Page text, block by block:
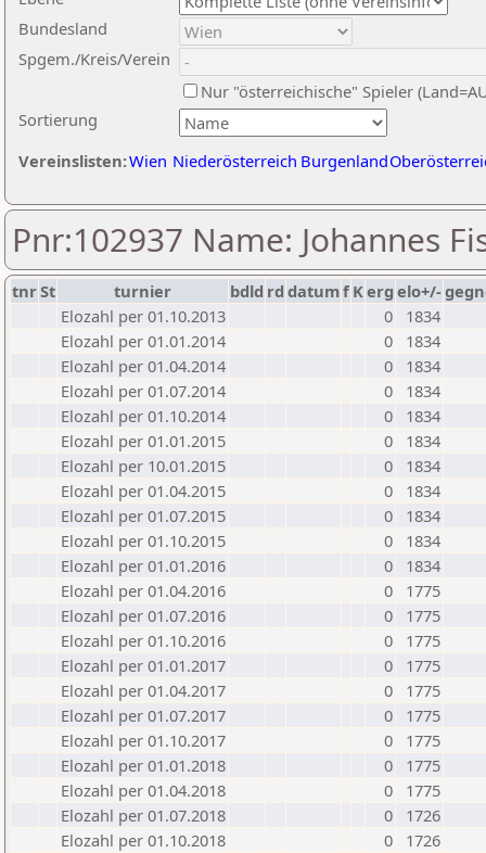
Sortierung
Bundesland
Spgem./Kreis/Verein
Nur "österreichische" Spieler
Vereinslisten:Wien Niederösterreich Burgenland
Pnr:102937 Name: Johannes
tnrSt turnier bdld rd datumf Kerg elo+/-
Elozahl per 01.10.2013
0
1834
Elozahl per 01.01.2014
0
1834
Elozahl per 01.04.2014
0
1834
Elozahl per 01.07.2014
0
1834
Elozahl per 01.10.2014
0
1834
Elozahl per 01.01.2015
0
1834
Elozahl per 10.01.2015
0
1834
Elozahl per 01.04.2015
0
1834
Elozahl per 01.07.2015
0
1834
Elozahl per 01.10.2015
0
1834
Elozahl per 01.01.2016
0
1834
Elozahl per 01.04.2016
0
1775
Elozahl per 01.07.2016
0
1775
Elozahl per 01.10.2016
0
1775
Elozahl per 01.01.2017
0
1775
Elozahl per 01.04.2017
0
1775
Elozahl per 01.07.2017
0
1775
Elozahl per 01.10.2017
0
1775
Elozahl per 01.01.2018
0
1775
Elozahl per 01.04.2018
0
1775
Elozahl per 01.07.2018
0
1726
Elozahl per 01.10.2018
0
1726